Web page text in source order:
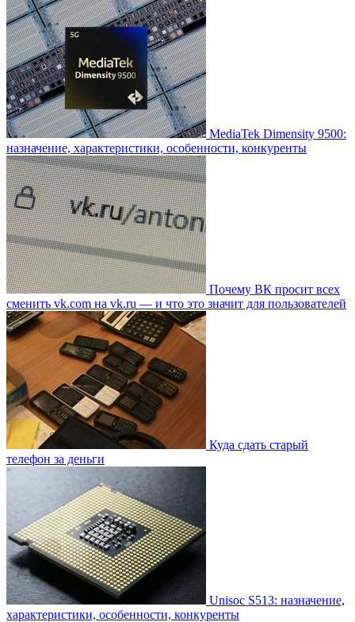
MediaTek Dimensity 9500:
назначение, характеристики, особенности, конкуренты
Почему ВК просит всех
сменить vk.com на vk.ru — и что это значит для пользователей
Куда сдать старый
телефон за деньги
Unisoc S513: назначение,
характеристики, особенности, конкуренты